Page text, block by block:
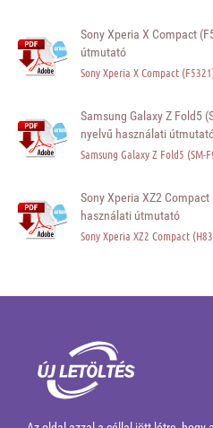
Sony Xperia X Compact
útmutató
Sony Xperia X Compact
Samsung Galaxy Z Fold5
nyelvű használati
Samsung Galaxy Z Fold5 (SM-
Sony Xperia XZ2
használati útmutató
Sony Xperia XZ2 Compact